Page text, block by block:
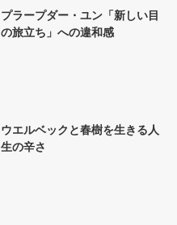
プラープダー・ユン「新しい目
の旅立ち」への違和感
ウエルベックと春樹を生きる人
生の辛さ